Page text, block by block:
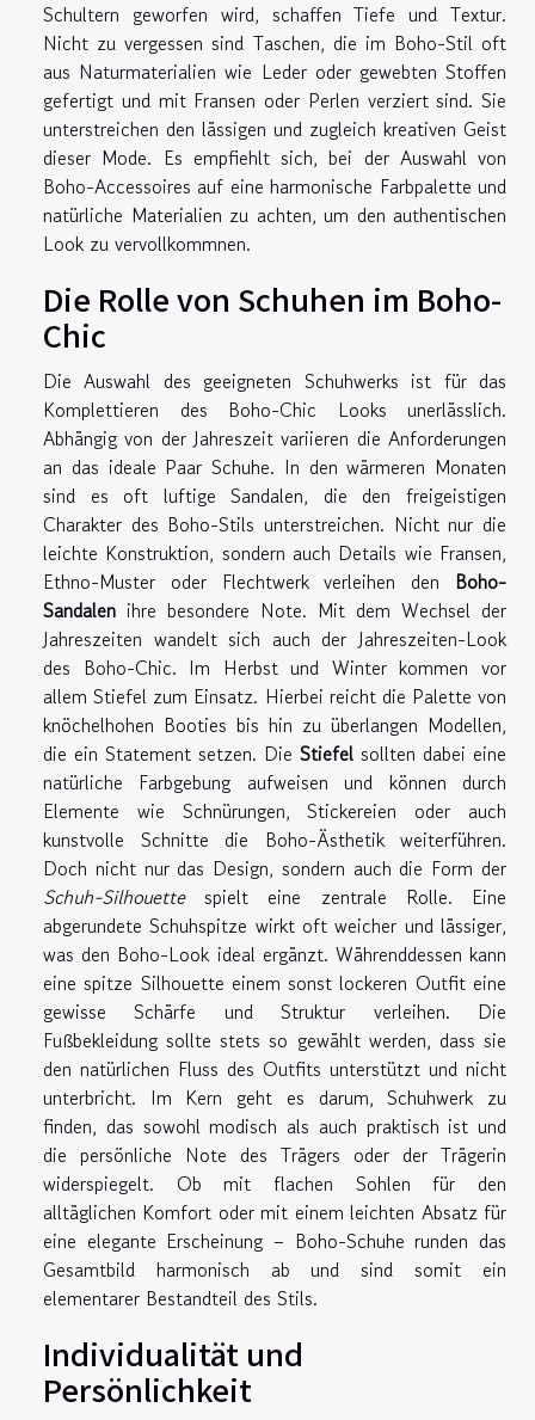
Schultern geworfen wird, schaffen Tiefe und Textur.
Nicht zu vergessen sind Taschen, die im Boho-Stil oft
aus Naturmaterialien wie Leder oder gewebten Stoffen
gefertigt und mit Fransen oder Perlen verziert sind. Sie
unterstreichen den lässigen und zugleich kreativen Geist
dieser Mode. Es empfiehlt sich, bei der Auswahl von
Boho-Accessoires auf eine harmonische Farbpalette und
natürliche Materialien zu achten, um den authentischen
Look zu vervollkommnen.
Die Rolle von Schuhen im Boho-
Chic
Die Auswahl des geeigneten Schuhwerks ist für das
Komplettieren des Boho-Chic Looks unerlässlich.
Abhängig von der Jahreszeit variieren die Anforderungen
an das ideale Paar Schuhe. In den wärmeren Monaten
sind es oft luftige Sandalen, die den freigeistigen
Charakter des Boho-Stils unterstreichen. Nicht nur die
leichte Konstruktion, sondern auch Details wie Fransen,
Ethno-Muster oder Flechtwerk verleihen den Boho-
Sandalen ihre besondere Note. Mit dem Wechsel der
Jahreszeiten wandelt sich auch der Jahreszeiten-Look
des Boho-Chic. Im Herbst und Winter kommen vor
allem Stiefel zum Einsatz. Hierbei reicht die Palette von
knöchelhohen Booties bis hin zu überlangen Modellen,
die ein Statement setzen. Die Stiefel sollten dabei eine
natürliche Farbgebung aufweisen und können durch
Elemente wie Schnürungen, Stickereien oder auch
kunstvolle Schnitte die Boho-Ästhetik weiterführen.
Doch nicht nur das Design, sondern auch die Form der
Schuh-Silhouettespielt eine zentrale Rolle. Eine
abgerundete Schuhspitze wirkt oft weicher und lässiger,
was den Boho-Look ideal ergänzt. Währenddessen kann
eine spitze Silhouette einem sonst lockeren Outfit eine
gewisse Schärfe und Struktur verleihen. Die
Fußbekleidung sollte stets so gewählt werden, dass sie
den natürlichen Fluss des Outfits unterstützt und nicht
unterbricht. Im Kern geht es darum, Schuhwerk zu
finden, das sowohl modisch als auch praktisch ist und
die persönliche Note des Trägers oder der Trägerin
widerspiegelt. Ob mit flachen Sohlen für den
alltäglichen Komfort oder mit einem leichten Absatz für
eine elegante Erscheinung – Boho-Schuhe runden das
Gesamtbild harmonisch ab und sind somit ein
elementarer Bestandteil des Stils.
Individualität und
Persönlichkeit